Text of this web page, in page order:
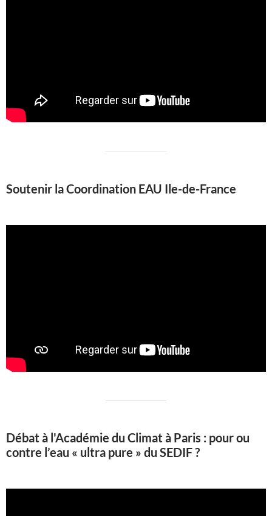
Soutenir la Coordination EAU Ile-de-France
Débat à l'Académie du Climat à Paris : pour ou
contre l’eau « ultra pure » du SEDIF ?